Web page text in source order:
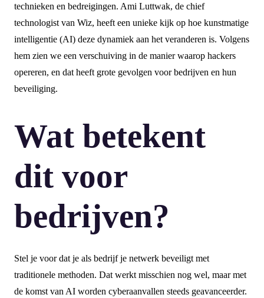
technieken en bedreigingen. Ami Luttwak, de chief
technologist van Wiz, heeft een unieke kijk op hoe kunstmatige
intelligentie (AI) deze dynamiek aan het veranderen is. Volgens
hem zien we een verschuiving in de manier waarop hackers
opereren, en dat heeft grote gevolgen voor bedrijven en hun
beveiliging.
Wat betekent
dit voor
bedrijven?
Stel je voor dat je als bedrijf je netwerk beveiligt met
traditionele methoden. Dat werkt misschien nog wel, maar met
de komst van AI worden cyberaanvallen steeds geavanceerder.